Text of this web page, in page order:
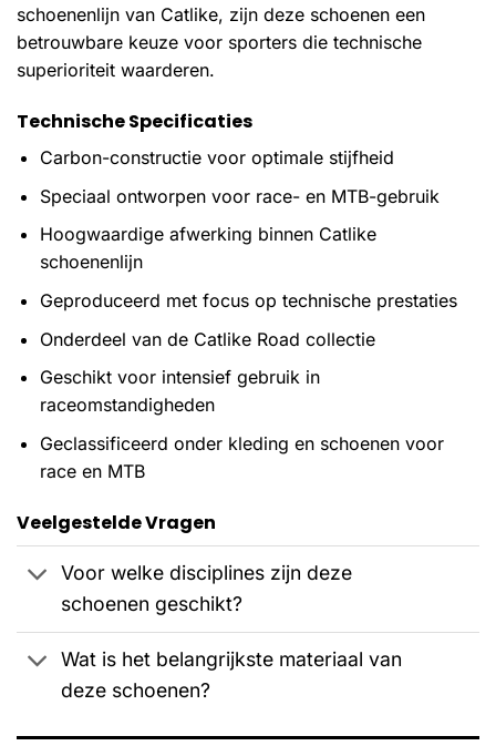
schoenenlijn van Catlike, zijn deze schoenen een
betrouwbare keuze voor sporters die technische
superioriteit waarderen.
Technische Specificaties
Carbon-constructie voor optimale stijfheid
Speciaal ontworpen voor race- en MTB-gebruik
Hoogwaardige afwerking binnen Catlike
schoenenlijn
Geproduceerd met focus op technische prestaties
Onderdeel van de Catlike Road collectie
Geschikt voor intensief gebruik in
raceomstandigheden
Geclassificeerd onder kleding en schoenen voor
race en MTB
Veelgestelde Vragen
Voor welke disciplines zijn deze
schoenen geschikt?
Wat is het belangrijkste materiaal van
deze schoenen?